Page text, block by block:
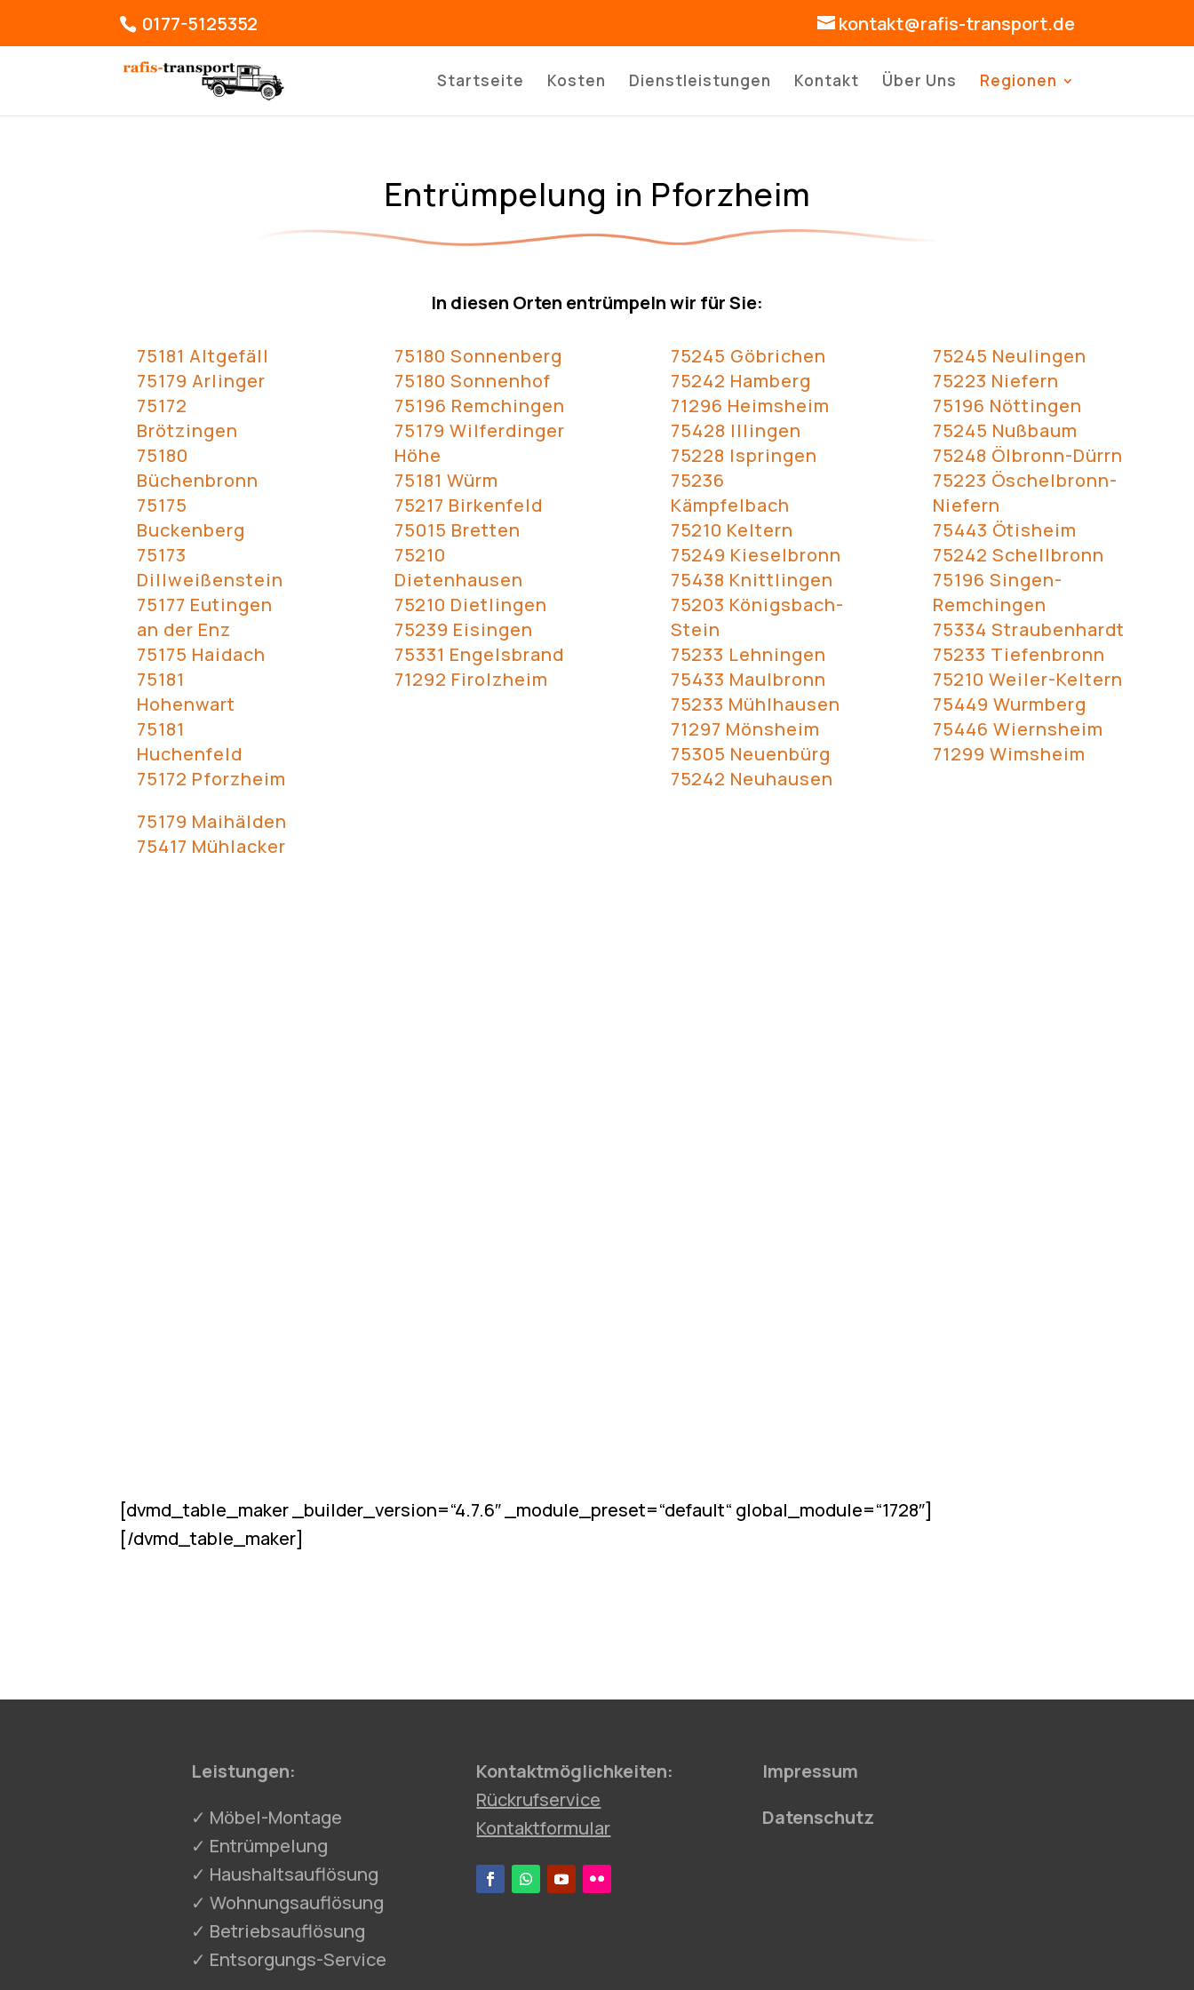
0177-5125352 kontakt@rafis-transport.de
Startseite Kosten Dienstleistungen Kontakt Über Uns Regionen
Entrümpelung in Pforzheim
In diesen Orten entrümpeln wir für Sie:
75181 Altgefäll
75179 Arlinger
75172
Brötzingen
75180
Büchenbronn
75175
Buckenberg
75173
Dillweißenstein
75177 Eutingen
an der Enz
75175 Haidach
75181
Hohenwart
75181
Huchenfeld
75172 Pforzheim
75179 Maihälden
75417 Mühlacker
75180 Sonnenberg
75180 Sonnenhof
75196 Remchingen
75179 Wilferdinger
Höhe
75181 Würm
75217 Birkenfeld
75015 Bretten
75210
Dietenhausen
75210 Dietlingen
75239 Eisingen
75331 Engelsbrand
71292 Firolzheim
75245 Göbrichen
75242 Hamberg
71296 Heimsheim
75428 Illingen
75228 Ispringen
75236
Kämpfelbach
75210 Keltern
75249 Kieselbronn
75438 Knittlingen
75203 Königsbach-
Stein
75233 Lehningen
75433 Maulbronn
75233 Mühlhausen
71297 Mönsheim
75305 Neuenbürg
75242 Neuhausen
75245 Neulingen
75223 Niefern
75196 Nöttingen
75245 Nußbaum
75248 Ölbronn-Dürrn
75223 Öschelbronn-
Niefern
75443 Ötisheim
75242 Schellbronn
75196 Singen-
Remchingen
75334 Straubenhardt
75233 Tiefenbronn
75210 Weiler-Keltern
75449 Wurmberg
75446 Wiernsheim
71299 Wimsheim
[dvmd_table_maker _builder_version=“4.7.6″ _module_preset=“default“ global_module=“1728″]
[/dvmd_table_maker]
Leistungen:
✓ Möbel-Montage
✓ Entrümpelung
✓ Haushaltsauflösung
✓ Wohnungsauflösung
✓ Betriebsauflösung
✓ Entsorgungs-Service
Kontaktmöglichkeiten:
Rückrufservice
Kontaktformular
Impressum
Datenschutz